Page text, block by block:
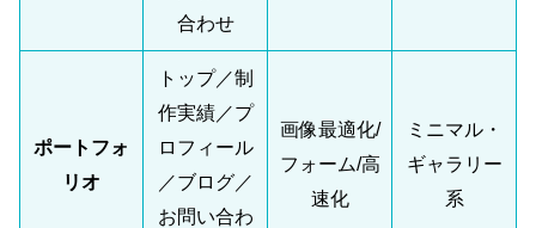
合わせ
ポートフォ
リオ
トップ／制
作実績／プ
ロフィール
／ブログ／
お問い合わ
画像最適化/
フォーム/高
速化
ミニマル・
ギャラリー
系